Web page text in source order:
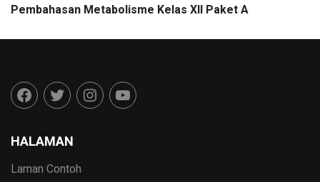
Pembahasan Metabolisme Kelas XII Paket A
HALAMAN
Laman Contoh